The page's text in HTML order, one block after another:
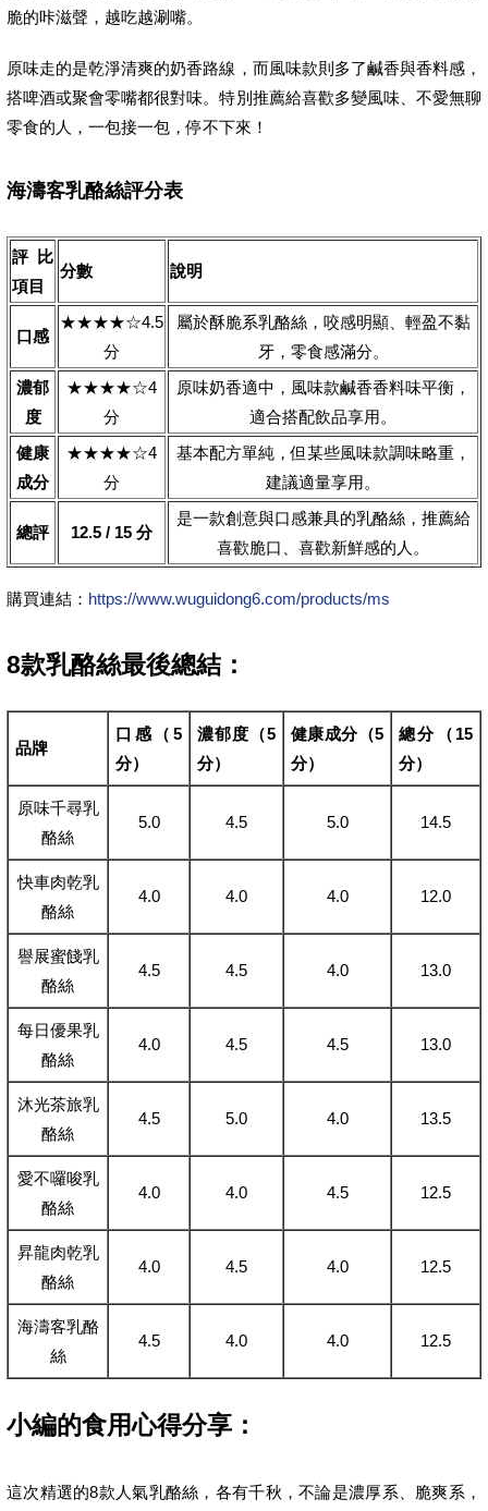
脆的咔滋聲，越吃越涮嘴。
原味走的是乾淨清爽的奶香路線，而風味款則多了鹹香與香料感，
搭啤酒或聚會零嘴都很對味。特別推薦給喜歡多變風味、不愛無聊
零食的人，一包接一包，停不下來！
海濤客乳酪絲評分表
評比
項目
分數 說明
口感
★★★★☆4.5
分
屬於酥脆系乳酪絲，咬感明顯、輕盈不黏
牙，零食感滿分。
濃郁
度
★★★★☆4
分
原味奶香適中，風味款鹹香香料味平衡，
適合搭配飲品享用。
健康
成分
★★★★☆4
分
基本配方單純，但某些風味款調味略重，
建議適量享用。
總評 12.5 / 15 分
是一款創意與口感兼具的乳酪絲，推薦給
喜歡脆口、喜歡新鮮感的人。
購買連結： https://www.wuguidong6.com/products/ms
8款乳酪絲最後總結：
品牌
口感（5
分）
濃郁度（5
分）
健康成分（5
分）
總分（15
分）
原味千尋乳
酪絲
5.0 4.5 5.0 14.5
快車肉乾乳
酪絲
4.0 4.0 4.0 12.0
譽展蜜餞乳
酪絲
4.5 4.5 4.0 13.0
每日優果乳
酪絲
4.0 4.5 4.5 13.0
沐光茶旅乳
酪絲
4.5 5.0 4.0 13.5
愛不囉唆乳
酪絲
4.0 4.0 4.5 12.5
昇龍肉乾乳
酪絲
4.0 4.5 4.0 12.5
海濤客乳酪
絲
4.5 4.0 4.0 12.5
小編的食用心得分享：
這次精選的8款人氣乳酪絲，各有千秋，不論是濃厚系、脆爽系，